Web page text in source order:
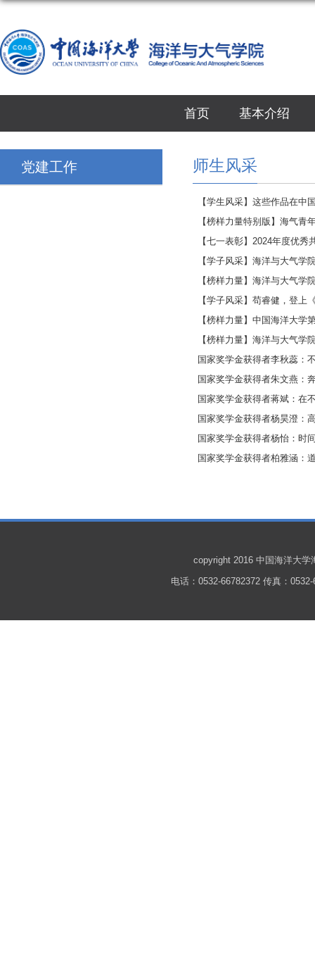
首页 基本介绍
党建工作 师生风采
【学生风采】这些作品在中
【榜样力量特别版】海气青
【七一表彰】2024年度优
【学子风采】海洋与大气学
【榜样力量】海洋与大气学
【学子风采】苟睿健，登上
【榜样力量】中国海洋大学
【榜样力量】海洋与大气学
国家奖学金获得者李秋蕊：
国家奖学金获得者朱文燕：
国家奖学金获得者蒋斌：在
国家奖学金获得者杨昊澄：
国家奖学金获得者杨怡：时
国家奖学金获得者柏雅涵：
copyright 2016 中国海洋大学
电话：0532-66782372 传真：